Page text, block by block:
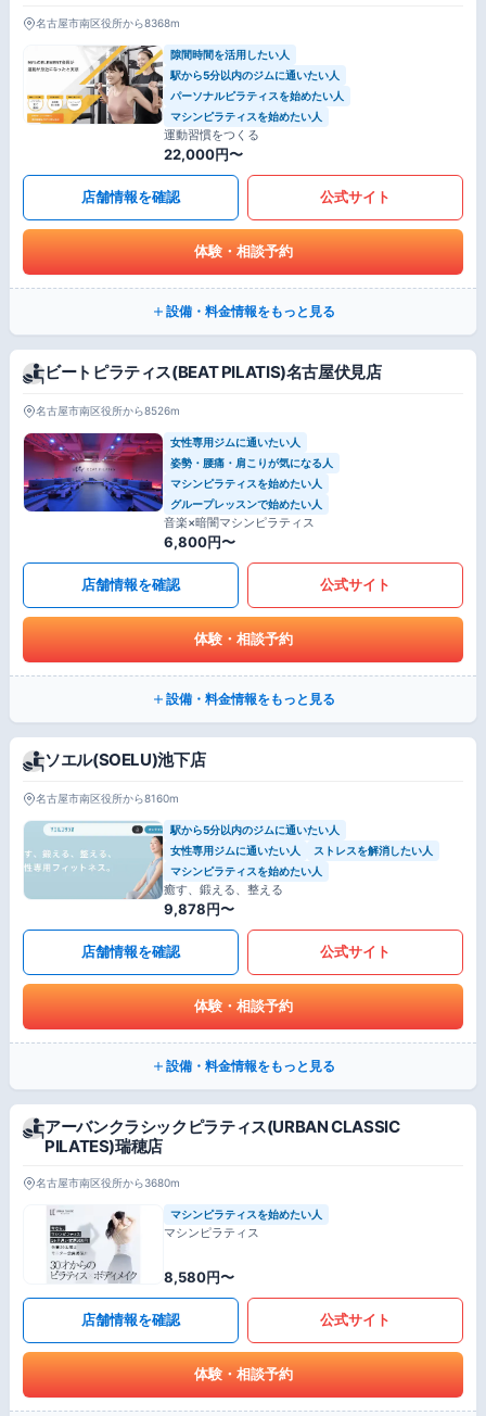
名古屋市南区役所から8368m
隙間時間を活用したい人
駅から5分以内のジムに通いたい人
パーソナルピラティスを始めたい人
マシンピラティスを始めたい人
運動習慣をつくる
22,000円〜
店舗情報を確認 公式サイト
体験・相談予約
設備・料金情報をもっと見る
ビートピラティス(BEAT PILATIS)名古屋伏見店
名古屋市南区役所から8526m
女性専用ジムに通いたい人
姿勢・腰痛・肩こりが気になる人
マシンピラティスを始めたい人
グループレッスンで始めたい人
音楽×暗闇マシンピラティス
6,800円〜
店舗情報を確認 公式サイト
体験・相談予約
設備・料金情報をもっと見る
ソエル(SOELU)池下店
名古屋市南区役所から8160m
駅から5分以内のジムに通いたい人
女性専用ジムに通いたい人
ストレスを解消したい人
マシンピラティスを始めたい人
癒す、鍛える、整える
9,878円〜
店舗情報を確認 公式サイト
体験・相談予約
設備・料金情報をもっと見る
アーバンクラシックピラティス(URBAN CLASSIC
PILATES)瑞穂店
名古屋市南区役所から3680m
マシンピラティスを始めたい人
マシンピラティス
8,580円〜
店舗情報を確認 公式サイト
体験・相談予約